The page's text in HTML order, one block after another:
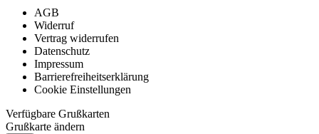
AGB
Widerruf
Vertrag widerrufen
Datenschutz
Impressum
Barrierefreiheitserklärung
Cookie Einstellungen
Verfügbare Grußkarten
Grußkarte ändern